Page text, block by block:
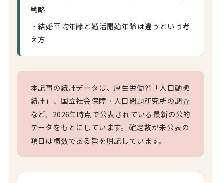
戦略
・結婚平均年齢と婚活開始年齢は違うという考
え方
本記事の統計データは、厚生労働省「人口動態
統計」、国立社会保障・人口問題研究所の調査
など、2026年時点で公表されている最新の公的
データをもとにしています。確定数が未公表の
項目は概数である旨を明記しています。